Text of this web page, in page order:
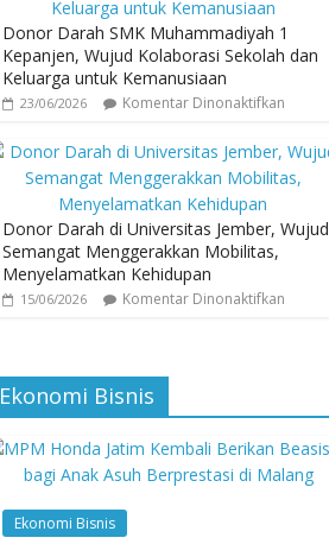
Donor Darah SMK Muhammadiyah 1
Kepanjen, Wujud Kolaborasi Sekolah dan
Keluarga untuk Kemanusiaan
23/06/2026 Komentar Dinonaktifkan
Donor Darah di Universitas Jember, Wujud
Semangat Menggerakkan Mobilitas,
Menyelamatkan Kehidupan
15/06/2026 Komentar Dinonaktifkan
Ekonomi Bisnis
Ekonomi Bisnis